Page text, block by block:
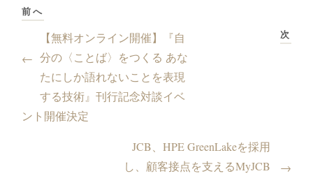
前へ
←
【無料オンライン開催】『自
分の〈ことば〉をつくる あな
たにしか語れないことを表現
する技術』刊行記念対談イベ
ント開催決定
次
JCB、HPE GreenLakeを採用
し、顧客接点を支えるMyJCB
→